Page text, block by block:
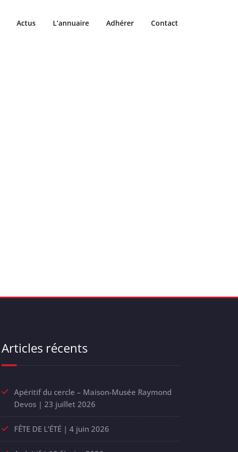
Actus L’annuaire Adhérer Contact
Articles récents
Apéritif du cercle – Maison-Musée Raymond
Devos | 23 juillet 2026
FÊTE DE L’ÉTÉ | 4 juin 2026